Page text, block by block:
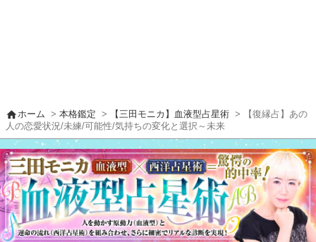
homeホーム >本格鑑定 > 【三田モニカ】血液型占星術 > 【復縁占】あの
人の恋愛状況/未練/可能性/気持ちの変化と選択～未来